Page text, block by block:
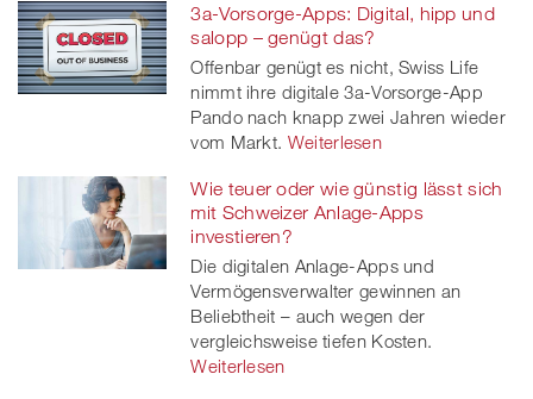
3a-Vorsorge-Apps: Digital, hipp und
salopp – genügt das?
Offenbar genügt es nicht, Swiss Life
nimmt ihre digitale 3a-Vorsorge-App
Pando nach knapp zwei Jahren wieder
vom Markt. Weiterlesen
Wie teuer oder wie günstig lässt sich
mit Schweizer Anlage-Apps
investieren?
Die digitalen Anlage-Apps und
Vermögensverwalter gewinnen an
Beliebtheit – auch wegen der
vergleichsweise tiefen Kosten.
Weiterlesen